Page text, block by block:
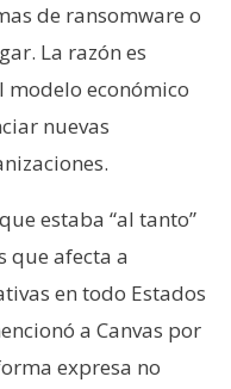
de ransomware o
La razón es
modelo económico
nuevas
estaba “al tanto”
que afecta a
en todo Estados
a Canvas por
expresa no